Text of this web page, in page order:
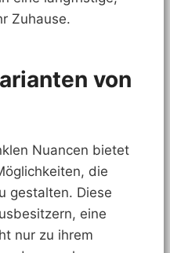
Zuhause.
von
Nuancen bietet
die
gestalten. Diese
eine
nur zu ihrem